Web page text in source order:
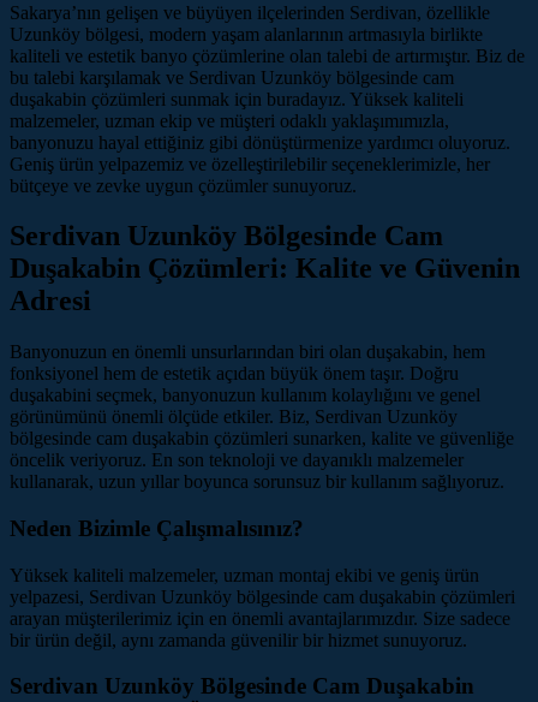
Sakarya’nın gelişen ve büyüyen ilçelerinden Serdivan, özellikle
Uzunköy bölgesi, modern yaşam alanlarının artmasıyla birlikte
kaliteli ve estetik banyo çözümlerine olan talebi de artırmıştır. Biz de
bu talebi karşılamak ve Serdivan Uzunköy bölgesinde cam
duşakabin çözümleri sunmak için buradayız. Yüksek kaliteli
malzemeler, uzman ekip ve müşteri odaklı yaklaşımımızla,
banyonuzu hayal ettiğiniz gibi dönüştürmenize yardımcı oluyoruz.
Geniş ürün yelpazemiz ve özelleştirilebilir seçeneklerimizle, her
bütçeye ve zevke uygun çözümler sunuyoruz.
Serdivan Uzunköy Bölgesinde Cam
Duşakabin Çözümleri: Kalite ve Güvenin
Adresi
Banyonuzun en önemli unsurlarından biri olan duşakabin, hem
fonksiyonel hem de estetik açıdan büyük önem taşır. Doğru
duşakabini seçmek, banyonuzun kullanım kolaylığını ve genel
görünümünü önemli ölçüde etkiler. Biz, Serdivan Uzunköy
bölgesinde cam duşakabin çözümleri sunarken, kalite ve güvenliğe
öncelik veriyoruz. En son teknoloji ve dayanıklı malzemeler
kullanarak, uzun yıllar boyunca sorunsuz bir kullanım sağlıyoruz.
Neden Bizimle Çalışmalısınız?
Yüksek kaliteli malzemeler, uzman montaj ekibi ve geniş ürün
yelpazesi, Serdivan Uzunköy bölgesinde cam duşakabin çözümleri
arayan müşterilerimiz için en önemli avantajlarımızdır. Size sadece
bir ürün değil, aynı zamanda güvenilir bir hizmet sunuyoruz.
Serdivan Uzunköy Bölgesinde Cam Duşakabin